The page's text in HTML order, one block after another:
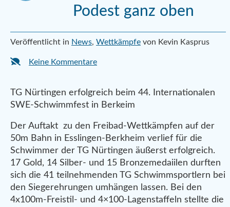
Podest ganz oben
Veröffentlicht in News, Wettkämpfe von Kevin Kasprus
Keine Kommentare
TG Nürtingen erfolgreich beim 44. Internationalen
SWE-Schwimmfest in Berkeim
Der Auftakt zu den Freibad-Wettkämpfen auf der
50m Bahn in Esslingen-Berkheim verlief für die
Schwimmer der TG Nürtingen äußerst erfolgreich.
17 Gold, 14 Silber- und 15 Bronzemedaiilen durften
sich die 41 teilnehmenden TG Schwimmsportlern bei
den Siegerehrungen umhängen lassen. Bei den
4x100m-Freistil- und 4×100-Lagenstaffeln stellte die